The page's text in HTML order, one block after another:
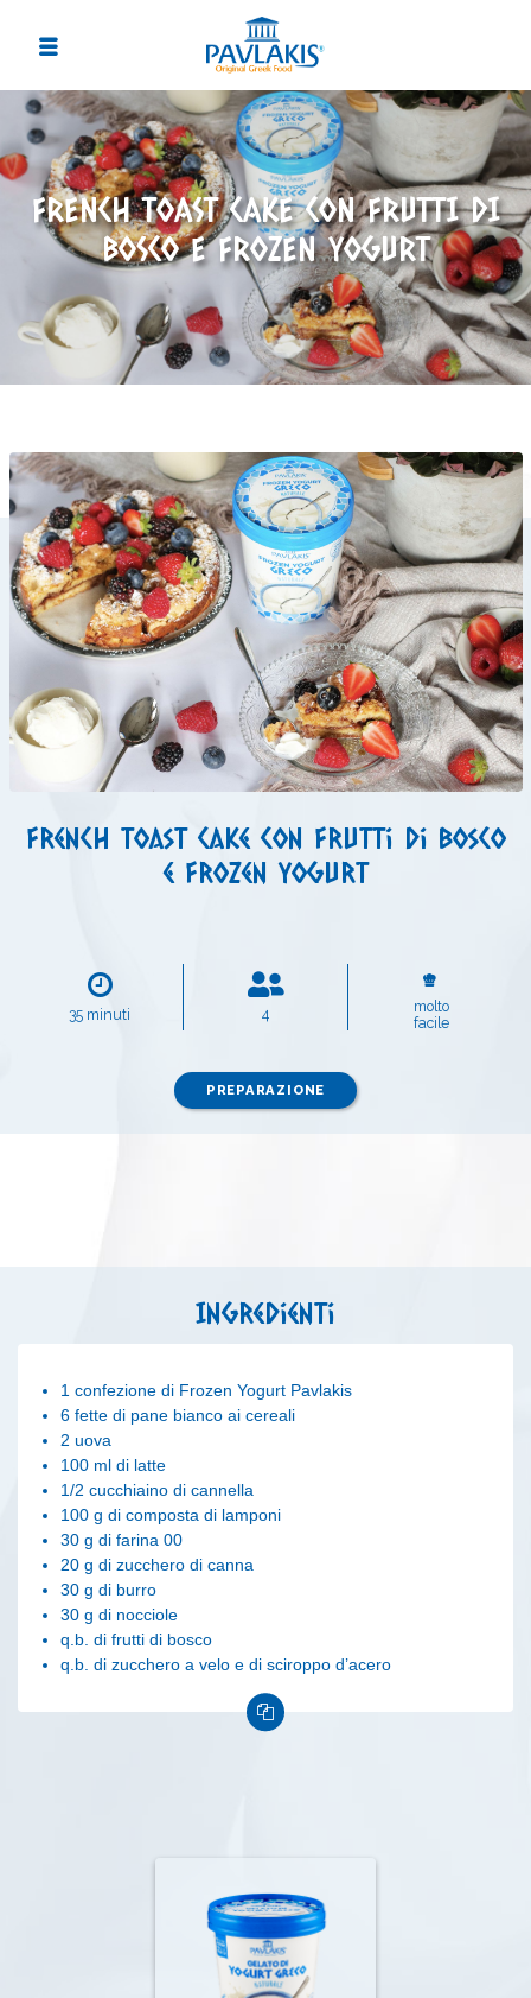
FRENCH TOAST CAKE CON FRUTTI DI
BOSCO E FROZEN YOGURT
French toast cake con frutti di bosco
e Frozen Yogurt
35 minuti 4
molto
facile
PREPARAZIONE
Ingredienti
1 confezione di Frozen Yogurt Pavlakis
6 fette di pane bianco ai cereali
2 uova
100 ml di latte
1/2 cucchiaino di cannella
100 g di composta di lamponi
30 g di farina 00
20 g di zucchero di canna
30 g di burro
30 g di nocciole
q.b. di frutti di bosco
q.b. di zucchero a velo e di sciroppo d’acero